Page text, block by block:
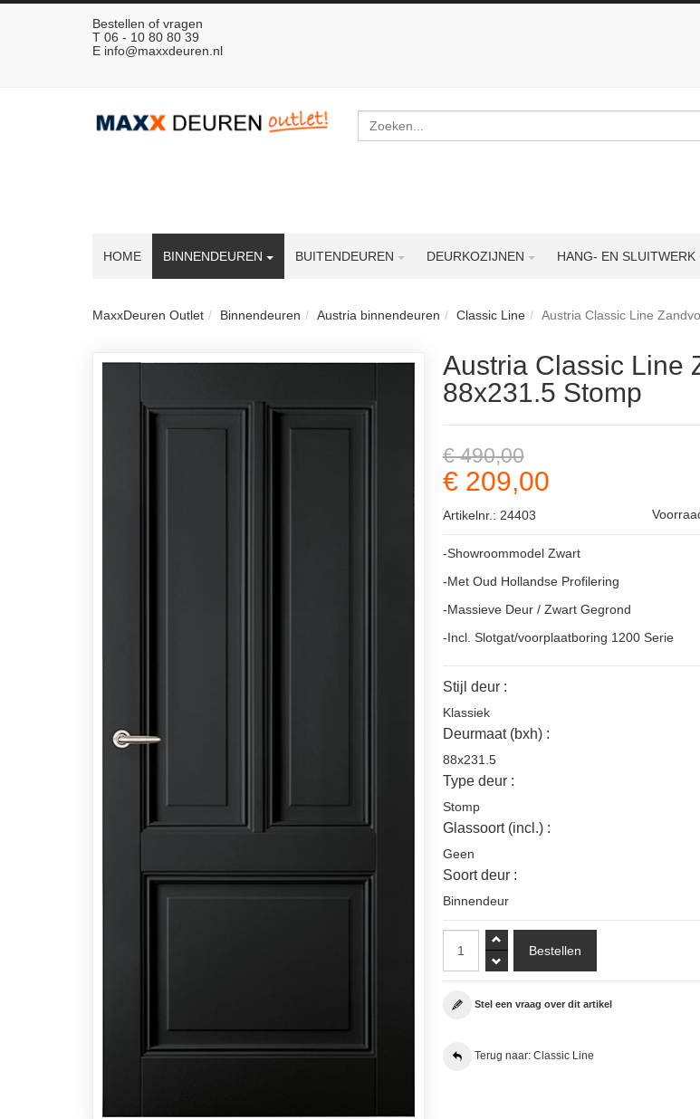
Bestellen of vragen
T 06 - 10 80 80 39
E info@maxxdeuren.nl
Zoeken
HOME BINNENDEUREN BUITENDEUREN DEURKOZIJNEN HANG- EN SLUITWERK
MaxxDeuren Outlet Binnendeuren Austria binnendeuren Classic Line Austria Classic Line
Austria Classic Line
88x231.5 Stomp
€ 490,00
€ 209,00
Artikelnr.: 24403
-Showroommodel Zwart
-Met Oud Hollandse Profilering
-Massieve Deur / Zwart Gegrond
-Incl. Slotgat/voorplaatboring 1200 Serie
Stijl deur :
Klassiek
Deurmaat (bxh) :
88x231.5
Type deur :
Stomp
Glassoort (incl.) :
Geen
Soort deur :
Binnendeur
Stel een vraag over dit artikel
Terug naar: Classic Line